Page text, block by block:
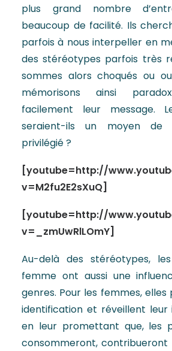
plus grand nombre
beaucoup de facilité. Ils
parfois à nous interpeller en
des stéréotypes parfois très
sommes alors choqués ou
mémorisons ainsi
facilement leur message.
seraient-ils un moyen de
privilégié ?
[youtube=http://
v=M2fu2E2sXuQ]
[youtube=http://
v=_zmUwRlLOmY]
Au-delà des stéréotypes,
femme ont aussi une
genres. Pour les femmes,
identification et réveillent leur
en leur promettant que, les
consommeront,